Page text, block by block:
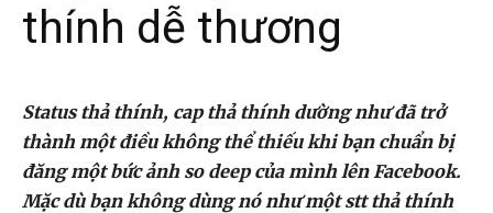
thính dễ thương
Status thả thính, cap thả thính dường như đã trở
thành một điều không thể thiếu khi bạn chuẩn bị
đăng một bức ảnh so deep của mình lên Facebook.
Mặc dù bạn không dùng nó như một stt thả thính